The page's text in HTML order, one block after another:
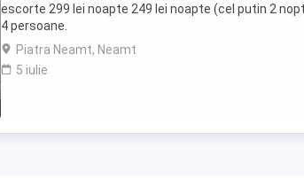
escorte 299 lei noapte 249 lei noapte (cel putin 2
4 persoane.
Piatra Neamt, Neamt
5 iulie